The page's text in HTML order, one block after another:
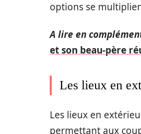
options se
A lire en
et son beau-père
Les lieux en
Les lieux en
permettant aux